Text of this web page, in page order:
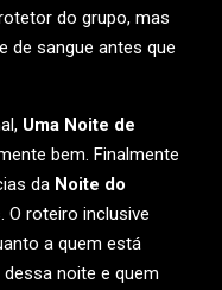
do grupo, mas
de sangue antes que
Uma Noite de
bem. Finalmente
da Noite do
O roteiro inclusive
a quem está
noite e quem